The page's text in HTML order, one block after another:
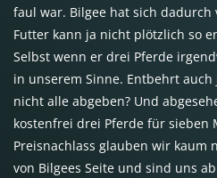
faul war. Bilgee hat sich dadurch
Futter kann ja nicht plötzlich so
Selbst wenn er drei Pferde
in unserem Sinne. Entbehrt
nicht alle abgeben? Und
kostenfrei drei Pferde für sieben
Preisnachlass glauben wir kaum
von Bilgees Seite und sind uns